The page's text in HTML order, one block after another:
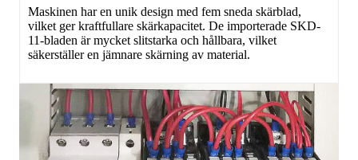
Maskinen har en unik design med fem sneda skärblad,
vilket ger kraftfullare skärkapacitet. De importerade SKD-
11-bladen är mycket slitstarka och hållbara, vilket
säkerställer en jämnare skärning av material.